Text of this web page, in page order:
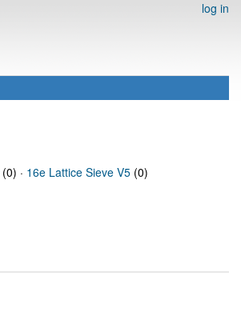
log in
(0) · 16e Lattice Sieve V5 (0)